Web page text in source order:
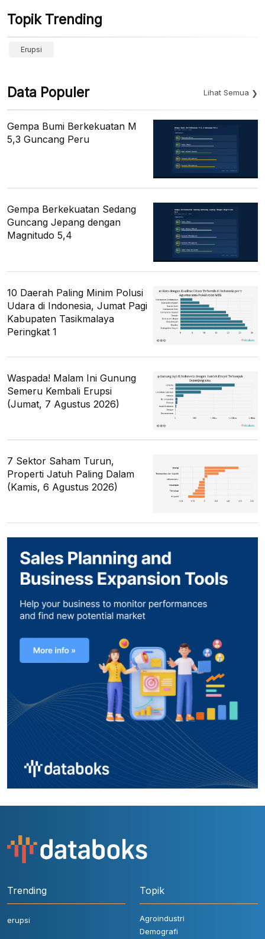
Topik Trending
Erupsi
Data Populer Lihat Semua
Gempa Bumi Berkekuatan M
5,3 Guncang Peru
Gempa Berkekuatan Sedang
Guncang Jepang dengan
Magnitudo 5,4
10 Daerah Paling Minim Polusi
Udara di Indonesia, Jumat Pagi
Kabupaten Tasikmalaya
Peringkat 1
Waspada! Malam Ini Gunung
Semeru Kembali Erupsi
(Jumat, 7 Agustus 2026)
7 Sektor Saham Turun,
Properti Jatuh Paling Dalam
(Kamis, 6 Agustus 2026)
Trending
erupsi
Topik
Agroindustri
Demografi